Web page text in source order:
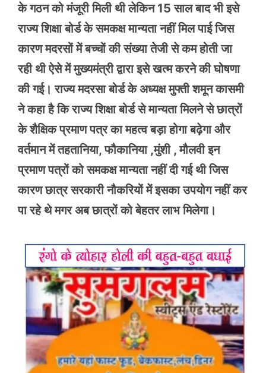
के गठन को मंजूरी मिली थी लेकिन 15 साल बाद भी इसे
राज्य शिक्षा बोर्ड के समकक्ष मान्यता नहीं मिल पाई जिस
कारण मदरसों में बच्चों की संख्या तेजी से कम होती जा
रही थी ऐसे में मुख्यमंत्री द्वारा इसे खत्म करने की घोषणा
की गई। राज्य मदरसा बोर्ड के अध्यक्ष मुफ्ती शमून कासमी
ने कहा है कि राज्य शिक्षा बोर्ड से मान्यता मिलने से छात्रों
के शैक्षिक प्रमाण पत्र का महत्व बड़ा होगा बढ़ेगा और
वर्तमान में तहतानिया, फौकानिया ,मुंशी , मौलवी इन
प्रमाण पत्रों को समकक्ष मान्यता नहीं दी गई थी जिस
कारण छात्र सरकारी नौकरियों में इसका उपयोग नहीं कर
पा रहे थे मगर अब छात्रों को बेहतर लाभ मिलेगा।